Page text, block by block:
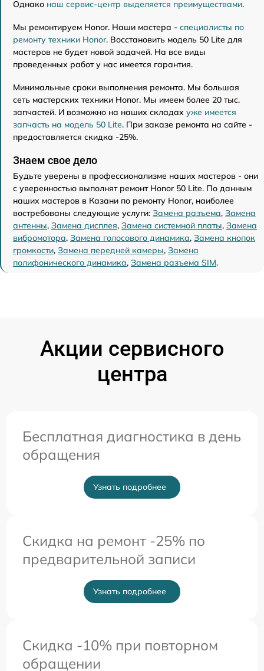
Однако наш сервис-центр выделяется преимуществами.
Мы ремонтируем Honor. Наши мастера - специалисты по
ремонту техники Honor. Восстановить модель 50 Lite для
мастеров не будет новой задачей. На все виды
проведенных работ у нас имеется гарантия.
Минимальные сроки выполнения ремонта. Мы большая
сеть мастерских техники Honor. Мы имеем более 20 тыс.
запчастей. И возможно на наших складах уже имеется
запчасть на модель 50 Lite. При заказе ремонта на сайте -
предоставляется скидка -25%.
Знаем свое дело
Будьте уверены в профессионализме наших мастеров - они
с уверенностью выполнят ремонт Honor 50 Lite. По данным
наших мастеров в Казани по ремонту Honor, наиболее
востребованы следующие услуги: Замена разъема, Замена
антенны, Замена дисплея, Замена системной платы, Замена
вибромотора, Замена голосового динамика, Замена кнопок
громкости, Замена передней камеры, Замена
полифонического динамика, Замена разъема SIM.
Акции сервисного
центра
Бесплатная диагностика в день
обращения
Узнать подробнее
Скидка на ремонт -25% по
предварительной записи
Узнать подробнее
Скидка -10% при повторном
обращении